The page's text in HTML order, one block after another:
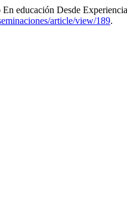
educación Desde
article/view/189.